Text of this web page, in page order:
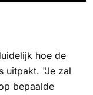
hoe de
uitpakt. "Je zal
bepaalde